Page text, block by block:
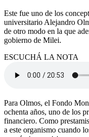
Este fue uno de los
universitario Alejandro
de otro modo en la que
gobierno de Milei.
ESCUCHÁ LA NOTA
Para Olmos, el Fondo
ochenta años, uno de los
financiero. Como
a este organismo cuando